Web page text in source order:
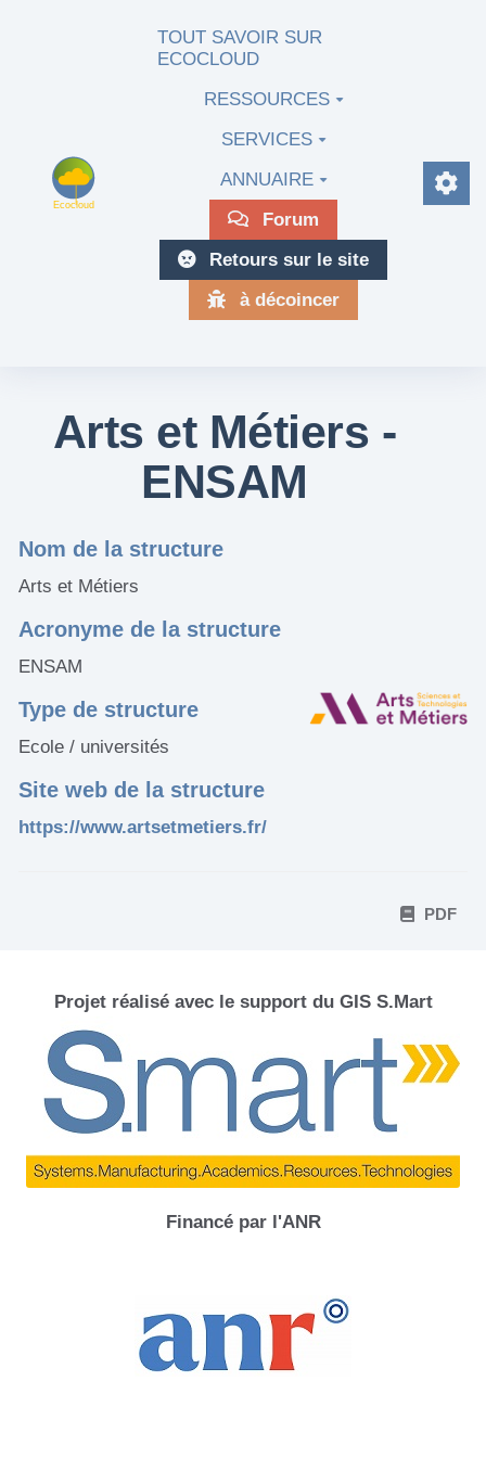
Aller au contenu principal
TOUT SAVOIR SUR
ECOCLOUD
RESSOURCES
SERVICES
ANNUAIRE
Forum
Retours sur le site
à décoincer
Arts et Métiers -
ENSAM
Nom de la structure
Arts et Métiers
Acronyme de la structure
ENSAM
Type de structure
Ecole / universités
Site web de la structure
https://www.artsetmetiers.fr/
PDF
Projet réalisé avec le support du GIS S.Mart
Financé par l'ANR